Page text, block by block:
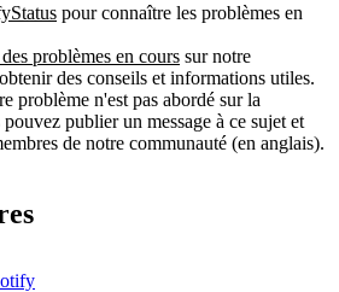
pour connaître les problèmes en
problèmes en cours sur notre
des conseils et informations utiles.
problème n'est pas abordé sur la
publier un message à ce sujet et
de notre communauté (en anglais).